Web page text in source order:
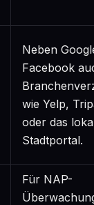
Neben
Facebook
wie Yelp,
oder das
Stadtportal.
Für NAP-